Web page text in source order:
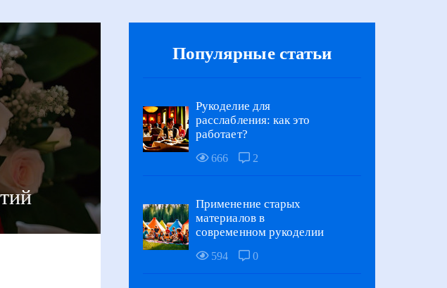
Популярные статьи
Рукоделие для
расслабления: как это
работает?
666 2
Применение старых
материалов в
современном рукоделии
594 0